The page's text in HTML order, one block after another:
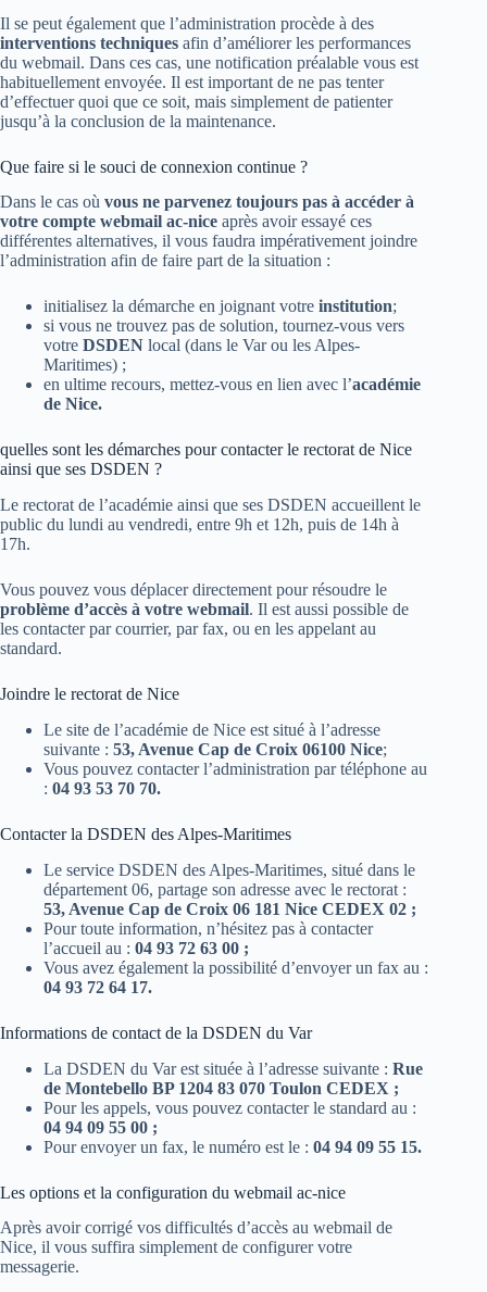
Il se peut également que l’administration procède à des
interventions techniques afin d’améliorer les performances
du webmail. Dans ces cas, une notification préalable vous est
habituellement envoyée. Il est important de ne pas tenter
d’effectuer quoi que ce soit, mais simplement de patienter
jusqu’à la conclusion de la maintenance.
Que faire si le souci de connexion continue ?
Dans le cas où vous ne parvenez toujours pas à accéder à
votre compte webmail ac-nice après avoir essayé ces
différentes alternatives, il vous faudra impérativement joindre
l’administration afin de faire part de la situation :
initialisez la démarche en joignant votre institution;
si vous ne trouvez pas de solution, tournez-vous vers
votre DSDEN local (dans le Var ou les Alpes-
Maritimes) ;
en ultime recours, mettez-vous en lien avec l’académie
de Nice.
quelles sont les démarches pour contacter le rectorat de Nice
ainsi que ses DSDEN ?
Le rectorat de l’académie ainsi que ses DSDEN accueillent le
public du lundi au vendredi, entre 9h et 12h, puis de 14h à
17h.
Vous pouvez vous déplacer directement pour résoudre le
problème d’accès à votre webmail. Il est aussi possible de
les contacter par courrier, par fax, ou en les appelant au
standard.
Joindre le rectorat de Nice
Le site de l’académie de Nice est situé à l’adresse
suivante : 53, Avenue Cap de Croix 06100 Nice;
Vous pouvez contacter l’administration par téléphone au
: 04 93 53 70 70.
Contacter la DSDEN des Alpes-Maritimes
Le service DSDEN des Alpes-Maritimes, situé dans le
département 06, partage son adresse avec le rectorat :
53, Avenue Cap de Croix 06 181 Nice CEDEX 02 ;
Pour toute information, n’hésitez pas à contacter
l’accueil au : 04 93 72 63 00 ;
Vous avez également la possibilité d’envoyer un fax au :
04 93 72 64 17.
Informations de contact de la DSDEN du Var
La DSDEN du Var est située à l’adresse suivante : Rue
de Montebello BP 1204 83 070 Toulon CEDEX ;
Pour les appels, vous pouvez contacter le standard au :
04 94 09 55 00 ;
Pour envoyer un fax, le numéro est le : 04 94 09 55 15.
Les options et la configuration du webmail ac-nice
Après avoir corrigé vos difficultés d’accès au webmail de
Nice, il vous suffira simplement de configurer votre
messagerie.